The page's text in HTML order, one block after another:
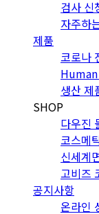
검사 신
자주하
제품
코로나
생산 제
SHOP
다우진
코스메
신세계
고비즈
공지사항
온라인